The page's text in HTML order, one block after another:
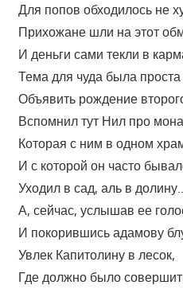
Для попов обходилось не
Прихожане шли на этот
И деньги сами текли в
Тема для чуда была
Объявить рождение
Вспомнил тут Нил про
Которая с ним в одном
И с которой он часто
Уходил в сад, аль в
А, сейчас, услышав ее
И покорившись адамову
Увлек Капитолину в лесок,
Где должно было